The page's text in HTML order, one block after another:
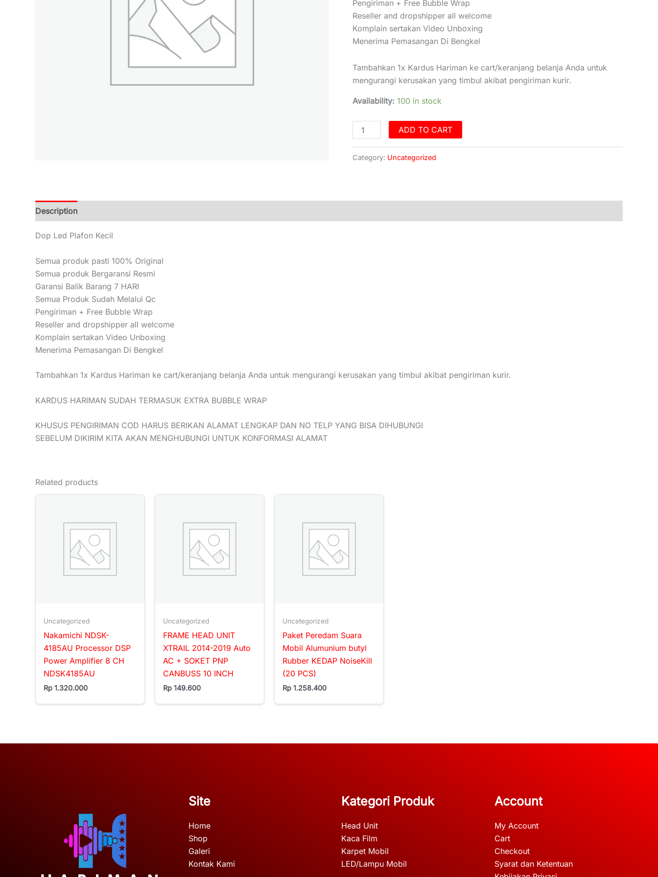
Pengiriman + Free Bubble Wrap
Reseller and dropshipper all welcome
Komplain sertakan Video Unboxing
Menerima Pemasangan Di Bengkel
Tambahkan 1x Kardus Hariman ke cart/keranjang belanja Anda untuk
mengurangi kerusakan yang timbul akibat pengiriman kurir.
Availability: 100 in stock
ADD TO CART
Category: Uncategorized
Description
Dop Led Plafon Kecil
Semua produk pasti 100% Original
Semua produk Bergaransi Resmi
Garansi Balik Barang 7 HARI
Semua Produk Sudah Melalui Qc
Pengiriman + Free Bubble Wrap
Reseller and dropshipper all welcome
Komplain sertakan Video Unboxing
Menerima Pemasangan Di Bengkel
Tambahkan 1x Kardus Hariman ke cart/keranjang belanja Anda untuk mengurangi kerusakan yang timbul akibat pengiriman kurir.
KARDUS HARIMAN SUDAH TERMASUK EXTRA BUBBLE WRAP
KHUSUS PENGIRIMAN COD HARUS BERIKAN ALAMAT LENGKAP DAN NO TELP YANG BISA DIHUBUNGI
SEBELUM DIKIRIM KITA AKAN MENGHUBUNGI UNTUK KONFORMASI ALAMAT
Related products
Uncategorized
Nakamichi NDSK-
4185AU Processor DSP
Power Amplifier 8 CH
NDSK4185AU
Rp 1.320.000
Uncategorized
FRAME HEAD UNIT
XTRAIL 2014-2019 Auto
AC + SOKET PNP
CANBUSS 10 INCH
Rp 149.600
Uncategorized
Paket Peredam Suara
Mobil Alumunium butyl
Rubber KEDAP NoiseKill
(20 PCS)
Rp 1.258.400
Site
Home
Shop
Galeri
Kontak Kami
Kategori Produk
Head Unit
Kaca Film
Karpet Mobil
LED/Lampu Mobil
Account
My Account
Cart
Checkout
Syarat dan Ketentuan